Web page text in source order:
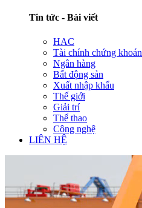
Tin tức - Bài viết
HAC
Tài chính chứng khoán
Ngân hàng
Bất động sản
Xuất nhập khẩu
Thế giới
Giải trí
Thể thao
Công nghệ
LIÊN HỆ